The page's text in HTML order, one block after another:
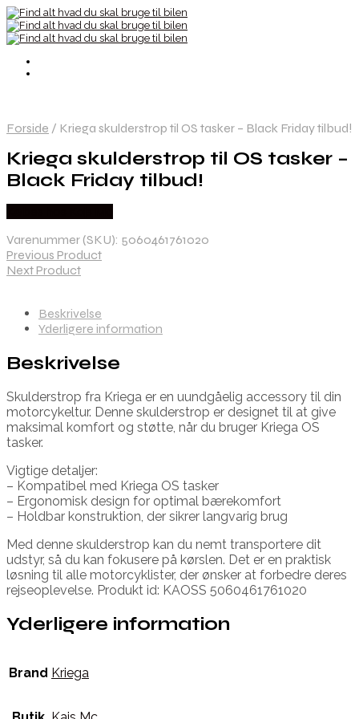
Forside / Kriega skulderstrop til OS tasker – Black Friday tilbud!
Kriega skulderstrop til OS tasker –
Black Friday tilbud!
Varenummer (SKU): 5060461761020
Previous Product
Next Product
Beskrivelse
Yderligere information
Beskrivelse
Skulderstrop fra Kriega er en uundgåelig accessory til din
motorcykeltur. Denne skulderstrop er designet til at give
maksimal komfort og støtte, når du bruger Kriega OS
tasker.
Vigtige detaljer:
– Kompatibel med Kriega OS tasker
– Ergonomisk design for optimal bærekomfort
– Holdbar konstruktion, der sikrer langvarig brug
Med denne skulderstrop kan du nemt transportere dit
udstyr, så du kan fokusere på kørslen. Det er en praktisk
løsning til alle motorcyklister, der ønsker at forbedre deres
rejseoplevelse. Produkt id: KAOSS 5060461761020
Yderligere information
Brand Kriega